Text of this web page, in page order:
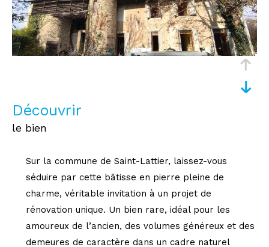
découvrir
le bien
Sur la commune de Saint-Lattier, laissez-vous
séduire par cette bâtisse en pierre pleine de
charme, véritable invitation à un projet de
rénovation unique. Un bien rare, idéal pour les
amoureux de l’ancien, des volumes généreux et des
demeures de caractère dans un cadre naturel